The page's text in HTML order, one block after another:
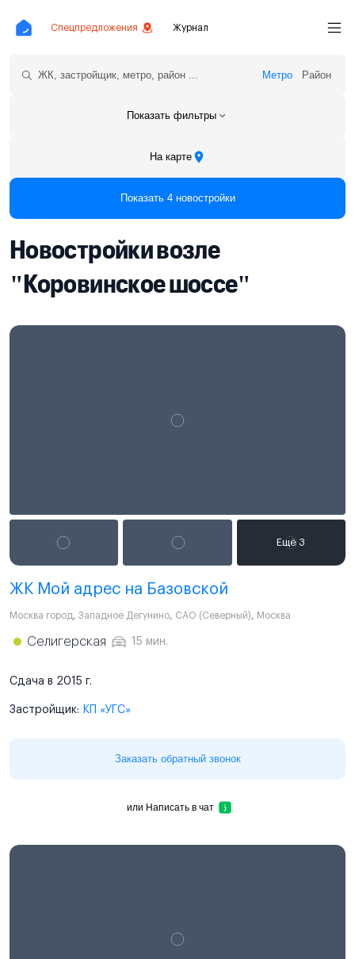
Спецпредложения Журнал
Метро Район
Показать фильтры
На карте
Показать 4 новостройки
Новостройки возле
"Коровинское шоссе"
ЖК Мой​ адрес на Базовской
Москва город, Западное Дегунино, САО (Северный), Москва
Селигерская 15 мин.
Сдача в 2015 г.
Застройщик: КП «УГС»
Заказать обратный звонок
или Написать в чат